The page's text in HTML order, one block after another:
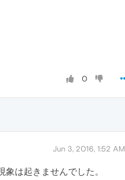
0
Jun 3, 2016, 1:52 AM
は起きませんでした。